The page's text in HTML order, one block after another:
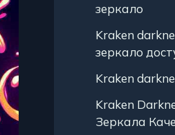
зеркало
Kraken
зеркало
Kraken
Kraken
Зеркала